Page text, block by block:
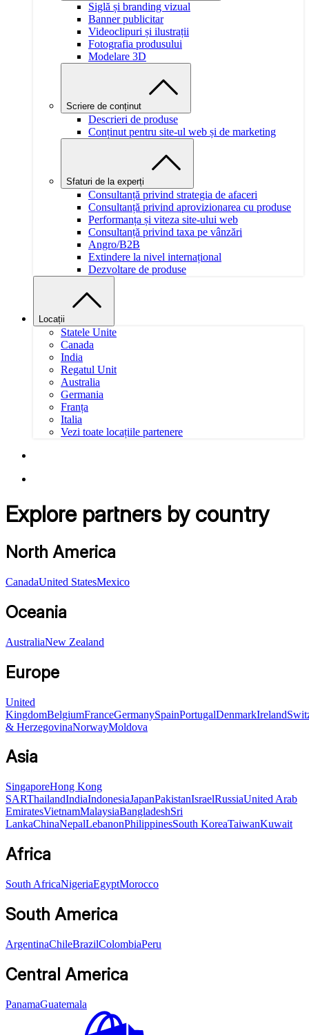
Siglă și branding vizual
Banner publicitar
Videoclipuri și ilustrații
Fotografia produsului
Modelare 3D
Scriere de conținut
Descrieri de produse
Conținut pentru site-ul web și de marketing
Sfaturi de la experți
Consultanță privind strategia de afaceri
Consultanță privind aprovizionarea cu produse
Performanța și viteza site-ului web
Consultanță privind taxa pe vânzări
Angro/B2B
Extindere la nivel internațional
Dezvoltare de produse
Locații
Statele Unite
Canada
India
Regatul Unit
Australia
Germania
Franța
Italia
Vezi toate locațiile partenere
Explore partners by country
North America
CanadaUnited StatesMexico
Oceania
AustraliaNew Zealand
Europe
United
KingdomBelgiumFranceGermanySpainPortugalDenmarkIreland
& HerzegovinaNorwayMoldova
Asia
SingaporeHong Kong
SARThailandIndiaIndonesiaJapanPakistanIsraelRussiaUnited Arab
EmiratesVietnamMalaysiaBangladeshSri
LankaChinaNepalLebanonPhilippinesSouth KoreaTaiwanKuwait
Africa
South AfricaNigeriaEgyptMorocco
South America
ArgentinaChileBrazilColombiaPeru
Central America
PanamaGuatemala